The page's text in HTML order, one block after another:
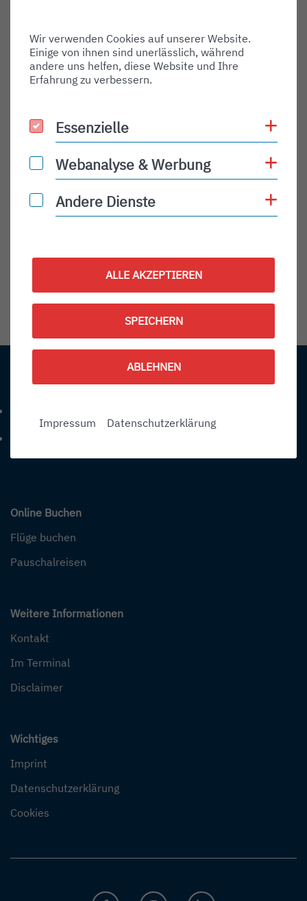
Shortname:
Type:
departure
PLN
Status Description:
Checkin:
Codeshare:
Kontakt
Telefonnummer: 4 9 0 7 5 4 1 2 8 4 0
Online Buchen
Flüge buchen
Pauschalreisen
Weitere Informationen
Kontakt
Im Terminal
Disclaimer
Wichtiges
Imprint
Datenschutzerklärung
Cookies
Wir verwenden Cookies auf unserer Website.
Einige von ihnen sind unerlässlich, während
andere uns helfen, diese Website und Ihre
Erfahrung zu verbessern.
Essenzielle
Essenzielle
Webanalyse & Werbung
Webanalyse & Werbung
Andere Dienste
Andere Dienste
ALLE AKZEPTIEREN
SPEICHERN
ABLEHNEN
Impressum Datenschutzerklärung